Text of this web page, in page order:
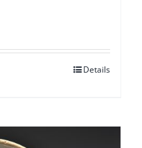
Details